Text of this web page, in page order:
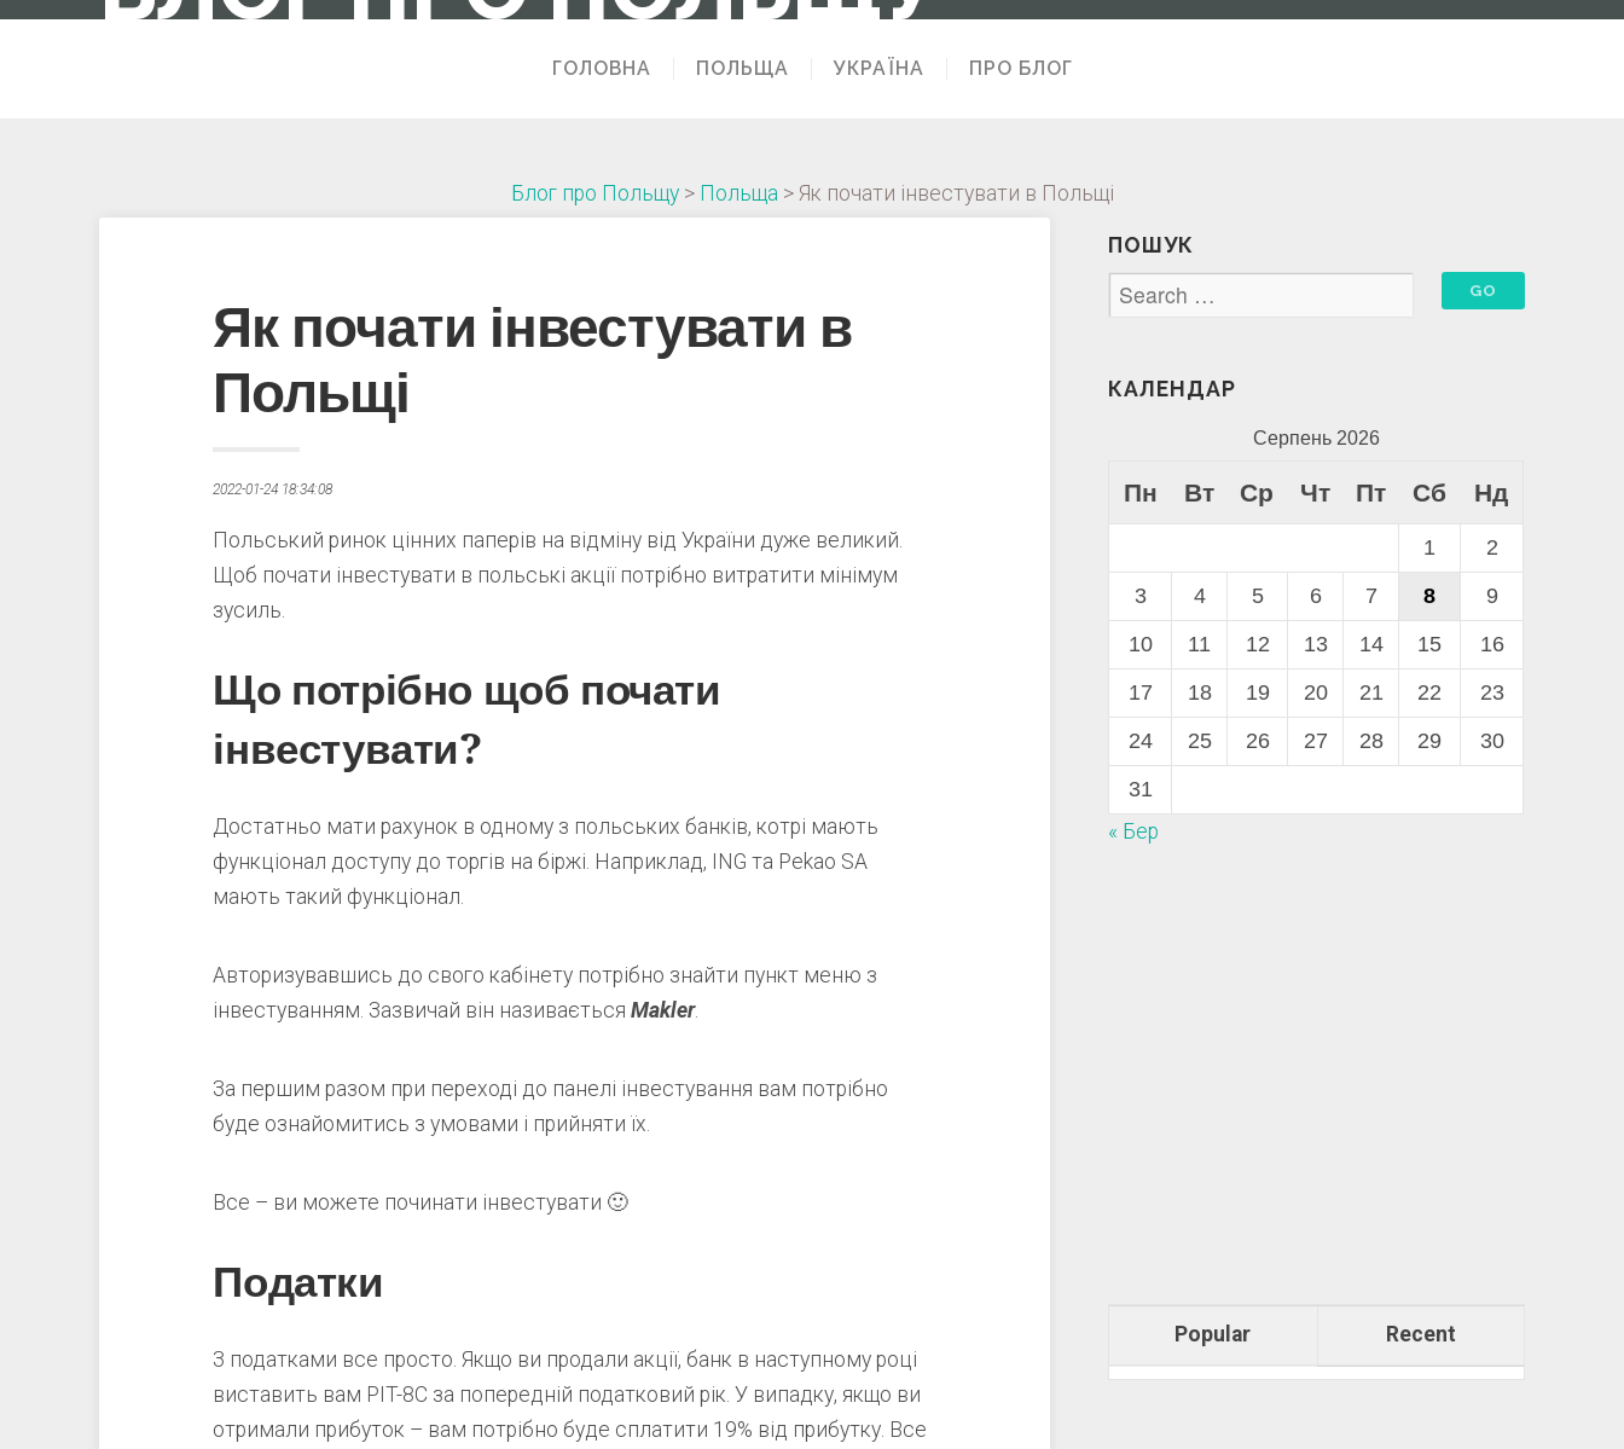
ГОЛОВНА ПОЛЬЩА УКРАЇНА ПРО БЛОГ
Блог про Польщу> Польща > Як почати інвестувати в Польщі
Як почати інвестувати в
Польщі
2022-01-24 18:34:08
Польський ринок цінних паперів на відміну від України дуже великий.
Щоб почати інвестувати в польські акції потрібно витратити мінімум
зусиль.
Що потрібно щоб почати
інвестувати?
Достатньо мати рахунок в одному з польських банків, котрі мають
функціонал доступу до торгів на біржі. Наприклад, ING та Pekao SA
мають такий функціонал.
Авторизувавшись до свого кабінету потрібно знайти пункт меню з
інвестуванням. Зазвичай він називаєтьсяMakler.
За першим разом при переході до панелі інвестування вам потрібно
буде ознайомитись з умовами і прийняти їх.
Все – ви можете починати інвестувати 🙂
Податки
З податками все просто. Якщо ви продали акції, банк в наступному році
виставить вам PIT-8C за попередній податковий рік. У випадку, якщо ви
отримали прибуток – вам потрібно буде сплатити 19% від прибутку. Все
ПОШУК
КАЛЕНДАР
Серпень 2026
Пн Вт Ср Чт Пт Сб Нд
1
2
3
4 5 6 7 8
9
10
11 12 13 14 15
16
17
18 19 20 21 22
23
24
25 26 27 28 29
30
31
« Бер
Popular Recent